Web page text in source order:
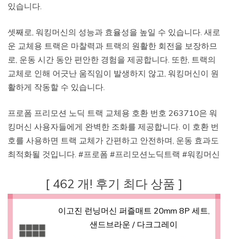
있습니다.
셋째로, 워킹머신의 성능과 효율성을 높일 수 있습니다. 새로
운 교체용 트랙은 마찰력과 트랙의 원활한 회전을 보장하므
로, 운동 시간 동안 편안한 경험을 제공합니다. 또한, 트랙의
교체로 인해 어긋난 움직임이 발생하지 않고, 워킹머신이 원
활하게 작동할 수 있습니다.
프로폼 프리모션 노딕 트랙 교체용 호환 번호 263710은 워
킹머신 사용자들에게 완벽한 조화를 제공합니다. 이 호환 번
호를 사용하면 트랙 교체가 간편하고 안전하며, 운동 효과도
최적화될 것입니다. #프로폼 #프리모션노딕트랙 #워킹머신
[ 462 개! 후기 최다 상품 ]
이고진 런닝머신 퍼즐매트 20mm 8P 세트,
샌드브라운 / 다크그레이